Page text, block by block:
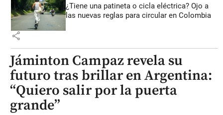
¿Tiene una patineta o cicla eléctrica? Ojo a
las nuevas reglas para circular en Colombia
share
Jáminton Campaz revela su
futuro tras brillar en Argentina:
“Quiero salir por la puerta
grande”